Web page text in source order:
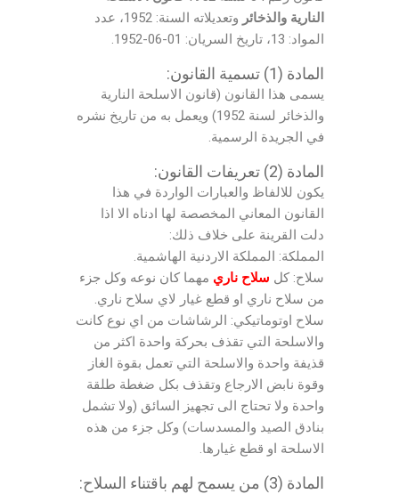
النارية والذخائر
وتعديلاته السنة: 1952، عدد
المواد: 13، تاريخ السريان: 01-06-1952.
المادة (1) تسمية القانون:
يسمى هذا القانون (قانون الاسلحة النارية
والذخائر لسنة 1952) ويعمل به من تاريخ نشره
في الجريدة الرسمية.
المادة (2) تعريفات القانون:
يكون للالفاظ والعبارات الواردة في هذا
القانون المعاني المخصصة لها ادناه الا اذا
دلت القرينة على خلاف ذلك:
المملكة: المملكة الاردنية الهاشمية.
سلاح: كل سلاح ناري مهما كان نوعه وكل جزء
من سلاح ناري او قطع غيار لاي سلاح ناري.
سلاح اوتوماتيكي: الرشاشات من اي نوع كانت
والاسلحة التي تقذف بحركة واحدة اكثر من
قذيفة واحدة والاسلحة التي تعمل بقوة الغاز
وقوة نابض الارجاع وتقذف بكل ضغطة طلقة
واحدة ولا تحتاج الى تجهيز السائق (ولا تشمل
بنادق الصيد والمسدسات) وكل جزء من هذه
الاسلحة او قطع غيارها.
المادة (3) من يسمح لهم باقتناء السلاح: